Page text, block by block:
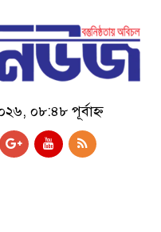
০৮:৪৮ পূর্বাহ্ন